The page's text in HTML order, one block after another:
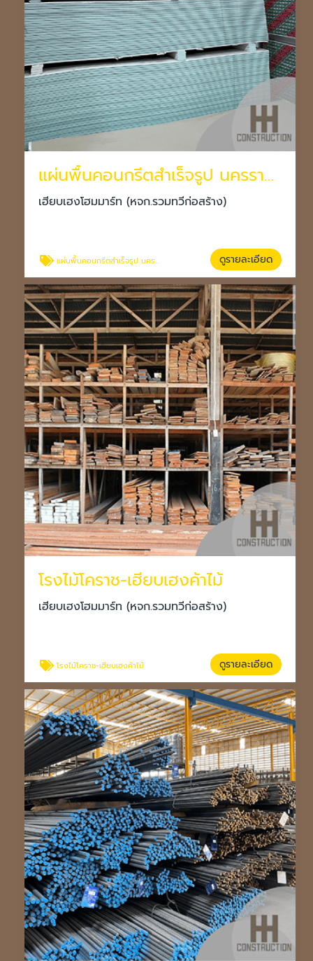
แผ่นพื้นคอนกรีตสำเร็จรูป นครราชสีมา
เฮียบเฮงโฮมมาร์ท (หจก.รวมทวีก่อสร้าง)
แผ่นพื้นคอนกรีตสำเร็จรูป นครราชสีมา ดูรายละเอียด
โรงไม้โคราช-เฮียบเฮงค้าไม้
เฮียบเฮงโฮมมาร์ท (หจก.รวมทวีก่อสร้าง)
โรงไม้โคราช-เฮียบเฮงค้าไม้ ดูรายละเอียด